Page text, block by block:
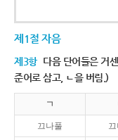
제1절 자음
제3항 다음 단어들은 거
준어로 삼고, ㄴ을 버림.)
ㄱ
끄나풀